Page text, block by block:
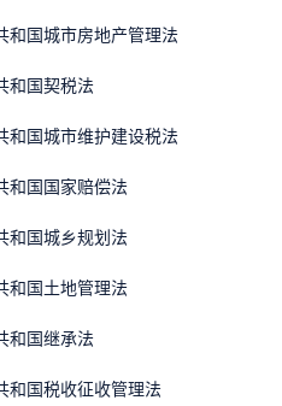
和国城市房地产管理法
和国契税法
和国城市维护建设税法
和国国家赔偿法
和国城乡规划法
和国土地管理法
和国继承法
和国税收征收管理法